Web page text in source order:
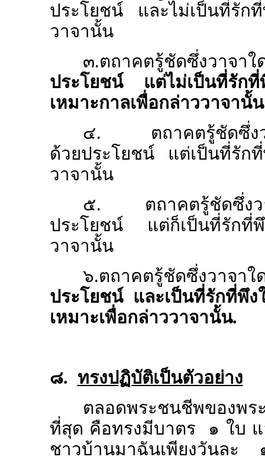
ประโยชน์ และไม่เป็นที่รัก
วาจานั้น
๓.ตถาคตรู้ชัดซึ่งว
ประโยชน์ แต่ไม่เป็นที่รัก
เหมาะกาลเพื่อกล่าววาจานั้น
๔.
ตถาคตรู้ชัดซึ่ง
ด้วยประโยชน์ แต่เป็นที่รัก
วาจานั้น
๕.
ตถาคตรู้ชัดซึ่ง
ประโยชน์ แต่ก็เป็นที่รักที่
วาจานั้น
๖.ตถาคตรู้ชัดซึ่งว
ประโยชน์ และเป็นที่รักที่พึ
เหมาะเพื่อกล่าววาจานั้น.
๘. ทรงปฏิบัติเป็นตัวอย่าง
ตลอดพระชนชีพของพร
ที่สุด คือทรงมีบาตร ๑ ใบ
ชาวบ้านมาฉันเพียงวันละ